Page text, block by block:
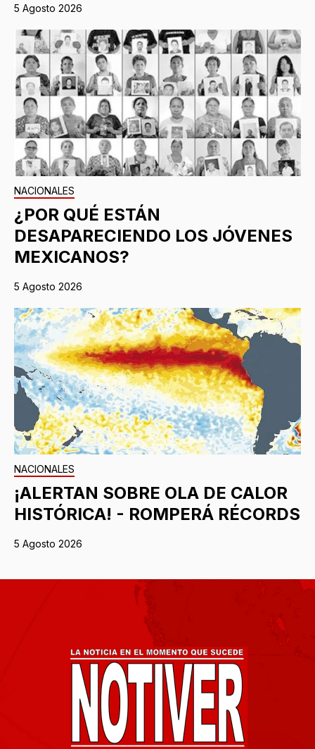
5 Agosto 2026
NACIONALES
¿POR QUÉ ESTÁN
DESAPARECIENDO LOS JÓVENES
MEXICANOS?
5 Agosto 2026
NACIONALES
¡ALERTAN SOBRE OLA DE CALOR
HISTÓRICA! - ROMPERÁ RÉCORDS
5 Agosto 2026